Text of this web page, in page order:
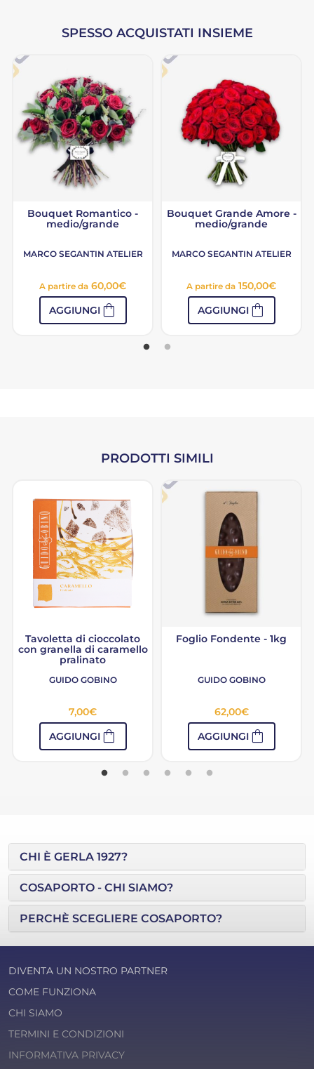
SPESSO ACQUISTATI INSIEME
Bouquet Romantico -
medio/grande
MARCO SEGANTIN ATELIER
A partire da 60,00€
AGGIUNGIshopping_bag
Bouquet Grande Amore -
medio/grande
MARCO SEGANTIN ATELIER
A partire da 150,00€
AGGIUNGIshopping_bag
PRODOTTI SIMILI
Tavoletta di cioccolato
con granella di caramello
pralinato
GUIDO GOBINO
7,00€
AGGIUNGIshopping_bag
Foglio Fondente - 1kg
GUIDO GOBINO
62,00€
AGGIUNGIshopping_bag
CHI È GERLA 1927?
COSAPORTO - CHI SIAMO?
PERCHÈ SCEGLIERE COSAPORTO?
DIVENTA UN NOSTRO PARTNER
COME FUNZIONA
CHI SIAMO
TERMINI E CONDIZIONI
INFORMATIVA PRIVACY